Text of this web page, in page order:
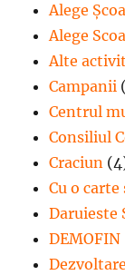
Alege
Alege
Alte
Campanii
Centrul
Consiliul
Craciun
Cu o
Daruieste
DEMOFIN